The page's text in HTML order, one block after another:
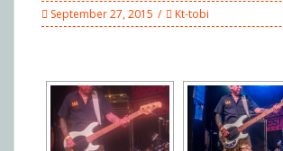
September 27, 2015 Kt-tobi